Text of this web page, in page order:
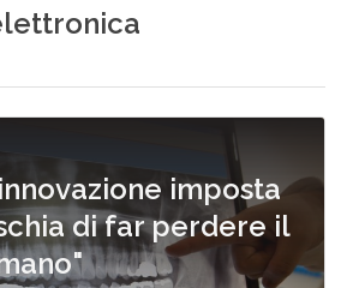
imposta
di far perdere il